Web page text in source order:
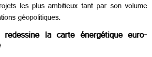
les plus ambitieux tant par son volume
géopolitiques.
la carte énergétique euro-